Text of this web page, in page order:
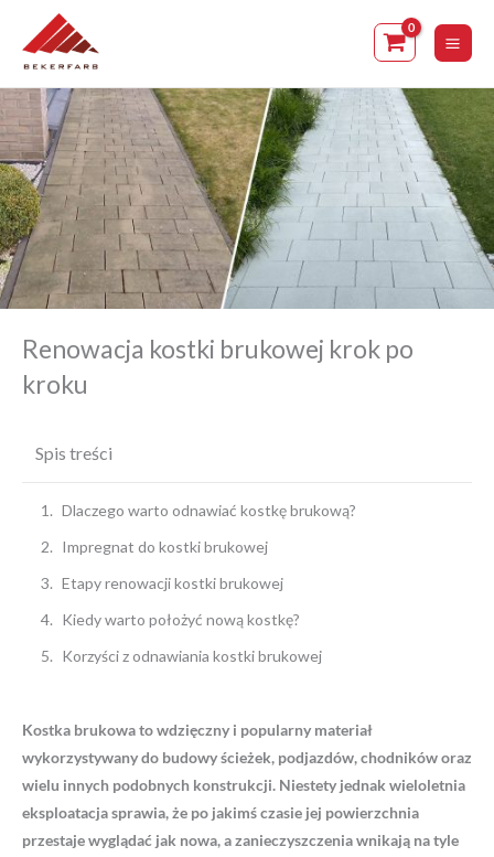
content
Renowacja kostki brukowej krok po
kroku
Spis treści
Dlaczego warto odnawiać kostkę brukową?
Impregnat do kostki brukowej
Etapy renowacji kostki brukowej
Kiedy warto położyć nową kostkę?
Korzyści z odnawiania kostki brukowej
Kostka brukowa to wdzięczny i popularny materiał
wykorzystywany do budowy ścieżek, podjazdów, chodników oraz
wielu innych podobnych konstrukcji. Niestety jednak wieloletnia
eksploatacja sprawia, że po jakimś czasie jej powierzchnia
przestaje wyglądać jak nowa, a zanieczyszczenia wnikają na tyle